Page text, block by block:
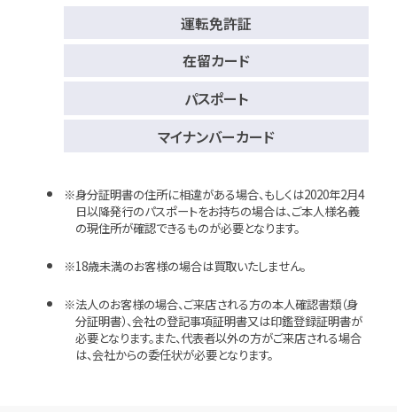
運転免許証
在留カード
パスポート
マイナンバーカード
身分証明書の住所に相違がある場合、もしくは2020年2月4
日以降発行のパスポートをお持ちの場合は、ご本人様名義
の現住所が確認できるものが必要となります。
18歳未満のお客様の場合は買取いたしません。
法人のお客様の場合、ご来店される方の本人確認書類（身
分証明書）、会社の登記事項証明書又は印鑑登録証明書が
必要となります。また、代表者以外の方がご来店される場合
は、会社からの委任状が必要となります。